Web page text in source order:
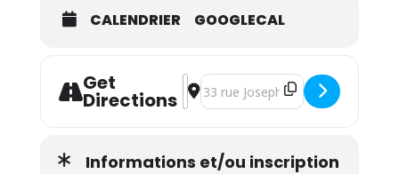
CALENDRIER GOOGLECAL
Get
Directions
Address - Atelier yoga parent/
Destination Address - Atelier
Informations et/ou inscription